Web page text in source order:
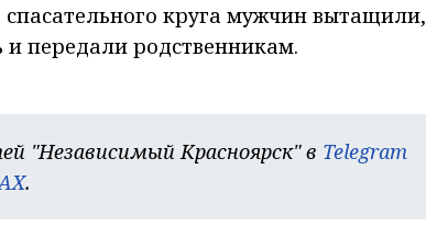
круга мужчин вытащили,
передали родственникам.
"Независимый Красноярск" в Telegram
.